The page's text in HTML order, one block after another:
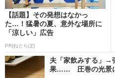
【話題】その発想はなかっ
た…！猛暑の夏、意外な場所に
「涼しい」広告
PR(ねとらぼ)
夫「家飲みする」→
果…… 圧巻の光景